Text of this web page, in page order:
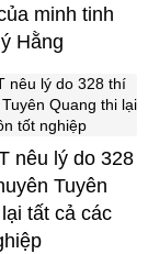
minh tinh
Hằng
nêu lý do 328
Tuyên
tất cả các